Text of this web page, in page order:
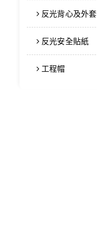
反光背心及外套
反光安全貼紙
工程帽